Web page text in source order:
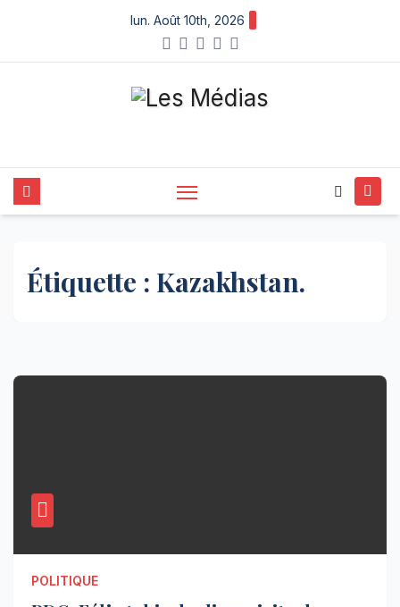
content
lun. Août 10th, 2026
Étiquette : Kazakhstan.
POLITIQUE